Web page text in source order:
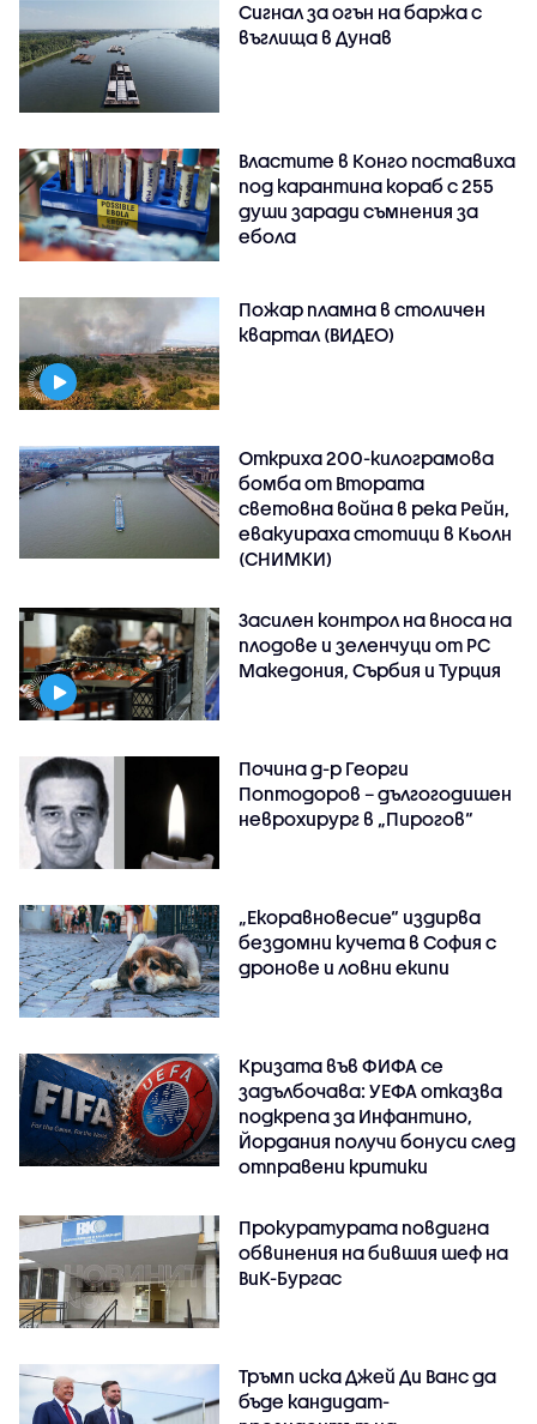
Сигнал за огън на баржа с
въглища в Дунав
Властите в Конго поставиха
под карантина кораб с 255
души заради съмнения за
ебола
Пожар пламна в столичен
квартал (ВИДЕО)
Откриха 200-килограмова
бомба от Втората
световна война в река Рейн,
евакуираха стотици в Кьолн
(СНИМКИ)
Засилен контрол на вноса на
плодове и зеленчуци от РС
Македония, Сърбия и Турция
Почина д-р Георги
Поптодоров – дългогодишен
неврохирург в „Пирогов“
„Екоравновесие“ издирва
бездомни кучета в София с
дронове и ловни екипи
Кризата във ФИФА се
задълбочава: УЕФА отказва
подкрепа за Инфантино,
Йордания получи бонуси след
отправени критики
Прокуратурата повдигна
обвинения на бившия шеф на
ВиК-Бургас
Тръмп иска Джей Ди Ванс да
бъде кандидат-